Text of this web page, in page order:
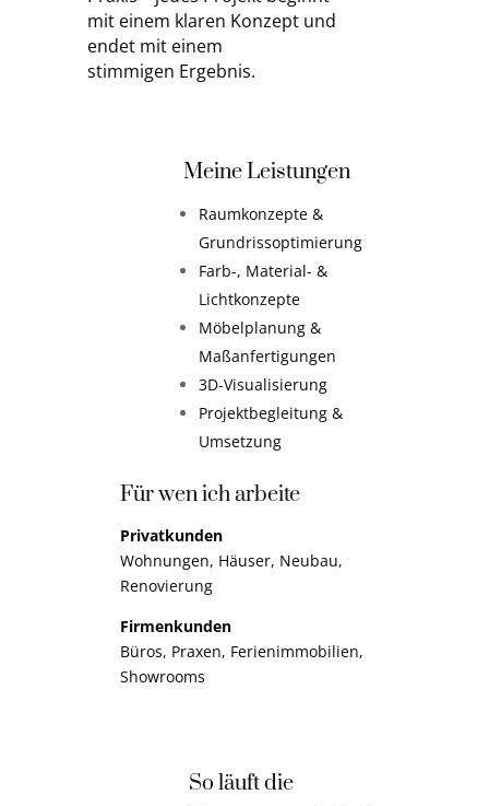
mit einem klaren Konzept und
endet mit einem
stimmigen Ergebnis.
Meine Leistungen
Raumkonzepte &
Grundrissoptimierung
Farb-, Material- &
Lichtkonzepte
Möbelplanung &
Maßanfertigungen
3D-Visualisierung
Projektbegleitung &
Umsetzung
Für wen ich arbeite
Privatkunden
Wohnungen, Häuser, Neubau,
Renovierung
Firmenkunden
Büros, Praxen, Ferienimmobilien,
Showrooms
So läuft die